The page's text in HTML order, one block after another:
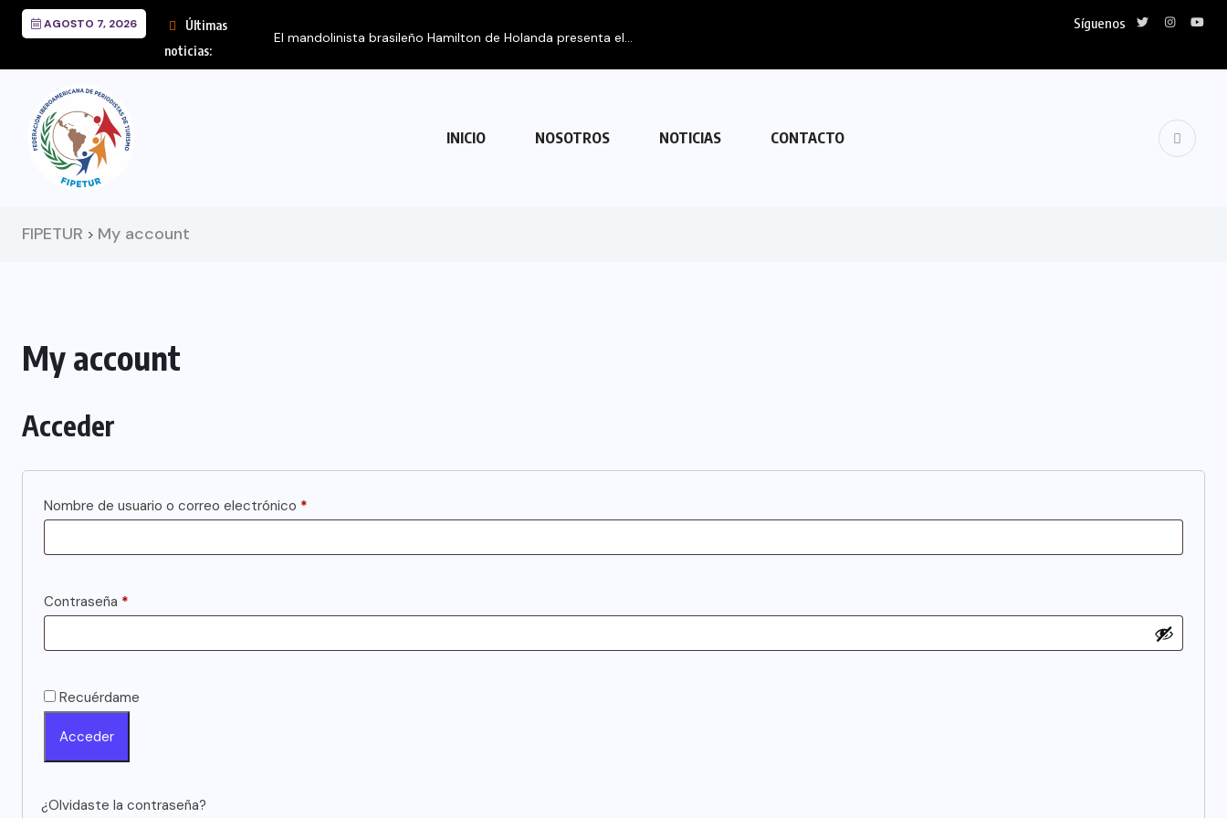
AGOSTO 7, 2026
Últimas
noticias:
El mandolinista brasileño Hamilton de Holanda presenta el...
Síguenos
INICIO NOSOTROS NOTICIAS CONTACTO
FIPETUR > My account
My account
Acceder
Nombre de usuario o correo electrónico *
Contraseña *
Recuérdame
Acceder
¿Olvidaste la contraseña?